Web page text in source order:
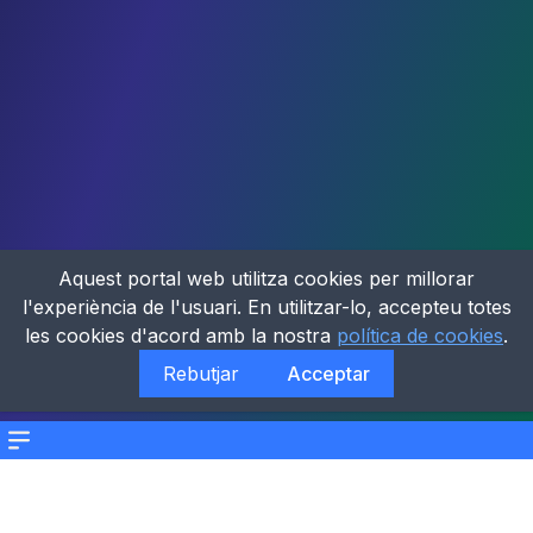
Menu
Aquest portal web utilitza cookies per millorar
l'experiència de l'usuari. En utilitzar-lo, accepteu totes
les cookies d'acord amb la nostra política de cookies.
Rebutjar
Acceptar